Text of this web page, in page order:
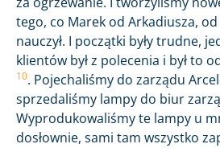
tego, co Marek od Arkadiusza,
nauczył. I początki były trudne,
klientów był z polecenia i był to
10. Pojechaliśmy do zarządu
sprzedaliśmy lampy do biur
Wyprodukowaliśmy te lampy u
dosłownie, sami tam wszystko